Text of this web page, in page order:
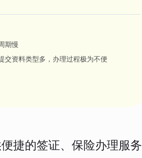
期慢
交资料类型多，办理过程极为不便
捷的签证、保险办理服务